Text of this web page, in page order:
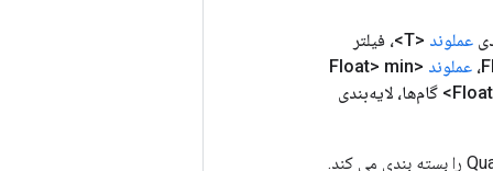
عملوند <T>، فیلتر
عملوند <Float> min
Type، List<Long> گام‌ها، لایه‌بندی